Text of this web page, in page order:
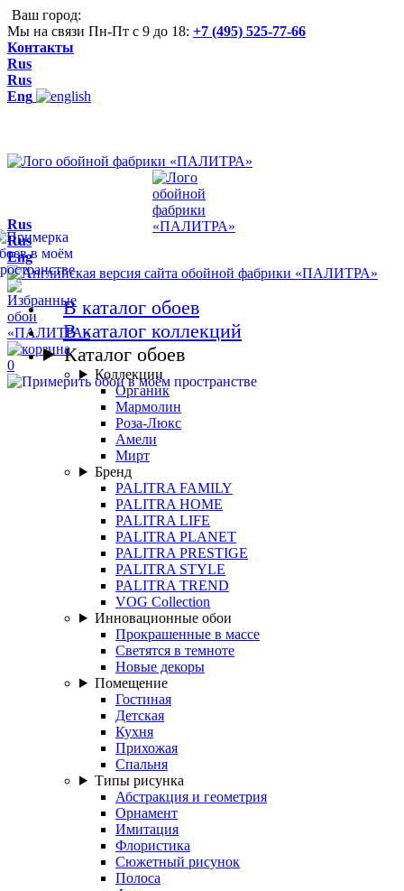
Ваш город:
Мы на связи Пн-Пт с 9 до 18: +7 (495) 525-77-66
Контакты
Rus
Rus
Eng
0
Rus
Rus
Eng
В каталог обоев
В каталог коллекций
Каталог обоев
Коллекции
Органик
Мармолин
Роза-Люкс
Амели
Мирт
Бренд
PALITRA FAMILY
PALITRA HOME
PALITRA LIFE
PALITRA PLANET
PALITRA PRESTIGE
PALITRA STYLE
PALITRA TREND
VOG Collection
Инновационные обои
Прокрашенные в массе
Светятся в темноте
Новые декоры
Помещение
Гостиная
Детская
Кухня
Прихожая
Спальня
Типы рисунка
Абстракция и геометрия
Орнамент
Имитация
Флористика
Сюжетный рисунок
Полоса